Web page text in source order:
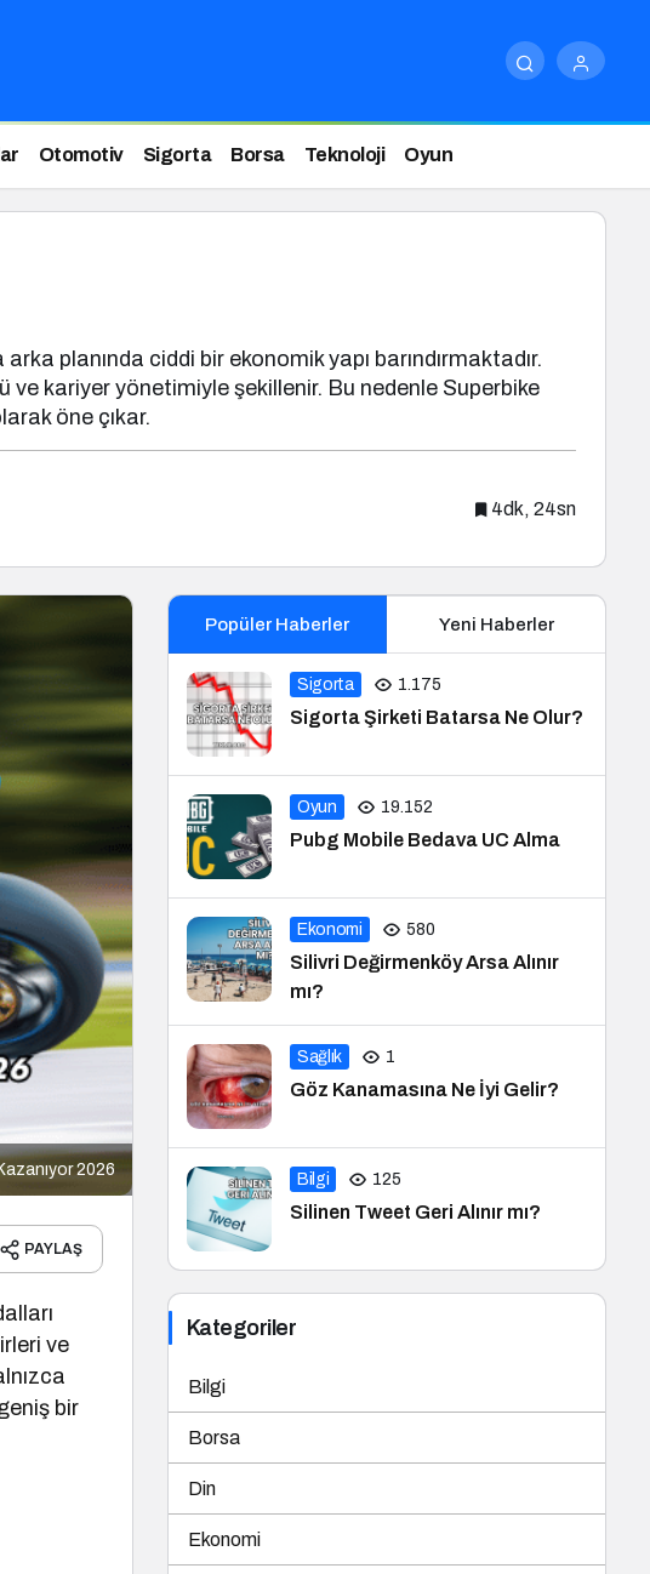
Otomotiv Sigorta Borsa Teknoloji Oyun
planında ciddi bir ekonomik yapı barındırmaktadır.
ve kariyer yönetimiyle şekillenir. Bu nedenle Superbike
öne çıkar.
4dk, 24sn
2026
PAYLAŞ
ve
bir
Popüler Haberler Yeni Haberler
Sigorta 1.175
Sigorta Şirketi Batarsa Ne Olur?
Oyun 19.152
Pubg Mobile Bedava UC Alma
Ekonomi 580
Silivri Değirmenköy Arsa Alınır
mı?
Sağlık 1
Göz Kanamasına Ne İyi Gelir?
Bilgi 125
Silinen Tweet Geri Alınır mı?
Kategoriler
Bilgi
Borsa
Din
Ekonomi